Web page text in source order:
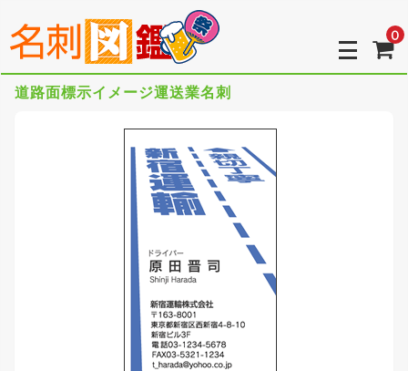
0
道路面標示イメージ運送業名刺